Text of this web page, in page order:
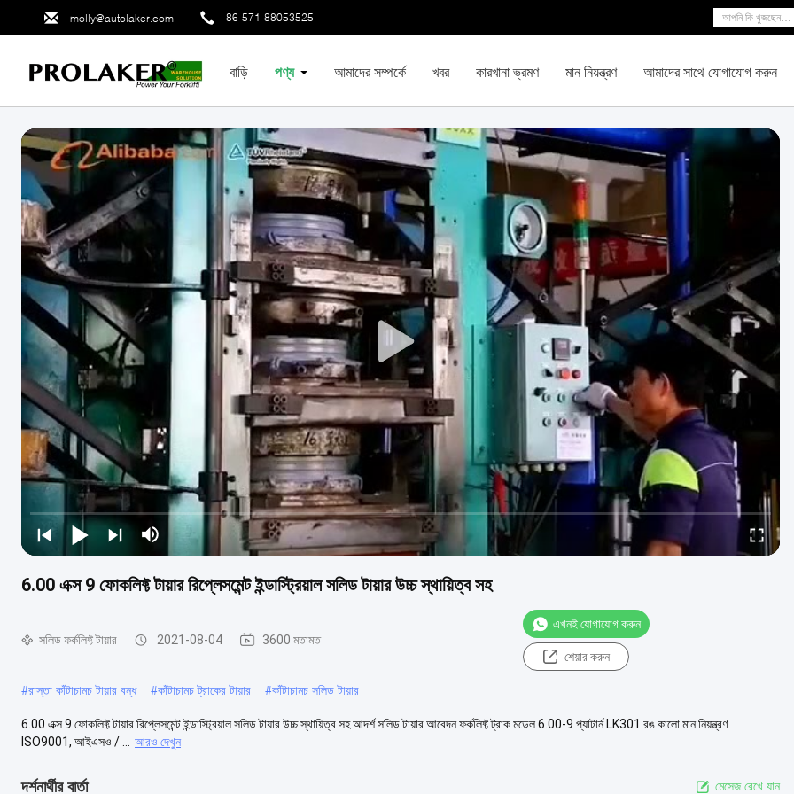
molly@autolaker.com 86-571-88053525
বাড়ি পণ্য আমাদের সম্পর্কে খবর কারখানা ভ্রমণ মান নিয়ন্ত্রণ আমাদের সাথে যোগাযোগ করুন
6.00 এক্স 9 ফোকলিফ্ট টায়ার রিপ্লেসমেন্ট ইন্ডাস্ট্রিয়াল সলিড টায়ার উচ্চ স্থায়িত্ব সহ
সলিড ফর্কলিফ্ট টায়ার 2021-08-04 3600 মতামত
এখনই যোগাযোগ করুন
শেয়ার করুন
#রাস্তা কাঁটাচামচ টায়ার বন্ধ #কাঁটাচামচ ট্রাকের টায়ার #কাঁটাচামচ সলিড টায়ার
6.00 এক্স 9 ফোকলিফ্ট টায়ার রিপ্লেসমেন্ট ইন্ডাস্ট্রিয়াল সলিড টায়ার উচ্চ স্থায়িত্ব সহ আদর্শ সলিড টায়ার আবেদন ফর্কলিফ্ট ট্রাক মডেল 6.00-9 প্যাটার্ন LK301 রঙ কালো মান নিয়ন্ত্রণ
ISO9001, আইএসও / ...
আরও দেখুন
দর্শনার্থীর বার্তা মেসেজ রেখে যান